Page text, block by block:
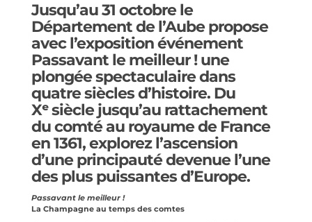
Jusqu’au 31 octobre le
Département de l’Aube propose
avec l’exposition événement
Passavant le meilleur !une
plongée spectaculaire dans
quatre siècles d’histoire. Du
Xᵉ siècle jusqu’au rattachement
du comté au royaume de France
en 1361, explorez l’ascension
d’une principauté devenue l’une
des plus puissantes d’Europe.
Passavant le meilleur !
La Champagne au temps des comtes